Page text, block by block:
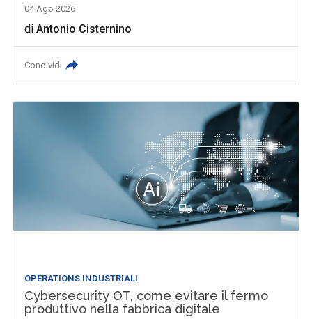
04 Ago 2026
diAntonio Cisternino
Condividi
OPERATIONS INDUSTRIALI
Cybersecurity OT, come evitare il fermo
produttivo nella fabbrica digitale